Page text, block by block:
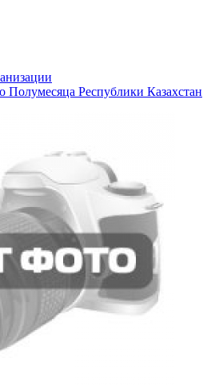
Полумесяца Республики Казахстан